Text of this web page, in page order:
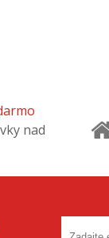
nad